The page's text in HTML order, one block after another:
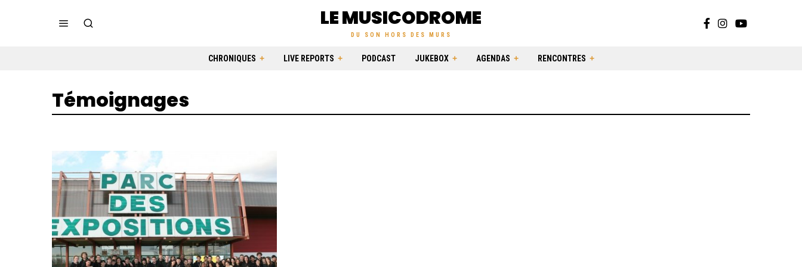
LE MUSICODROME
DU SON HORS DES MURS
CHRONIQUES LIVE REPORTS PODCAST JUKEBOX AGENDAS RENCONTRES
Témoignages